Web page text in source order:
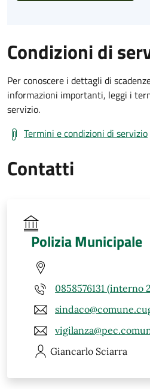
Condizioni di
Per conoscere i dettagli di
informazioni importanti, leggi i
servizio.
Termini e condizioni di servizio
Contatti
Polizia Municipale
0858576131 (interno
Giancarlo Sciarra